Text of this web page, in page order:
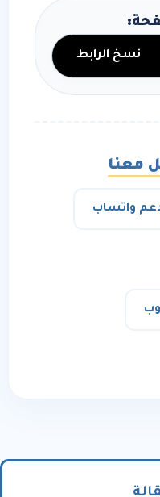
نسخ الرابط
معنا
واتساب